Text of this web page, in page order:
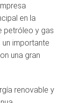
en la
petróleo y gas
importante
una gran
renovable y